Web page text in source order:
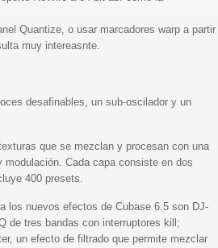
Quantize, o usar marcadores warp a partir
muy intereasnte.
desafinables, un sub-oscilador y un
que se mezclan y procesan con una
Cada capa consiste en dos
400 presets.
los nuevos efectos de Cubase 6.5 son DJ-
de tres bandas con interruptores kill;
un efecto de filtrado que permite mezclar